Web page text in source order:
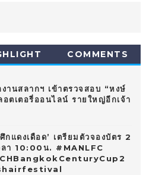
COMMENTS
านสลากฯ เข้าตรวจสอบ “หงษ์
ตเตอรี่ออนไลน์ รายใหญ่อีกเจ้า
กแดงเดือด’ เตรียมตัวจองบัตร 2
ลา 10:00น. #MANLFC